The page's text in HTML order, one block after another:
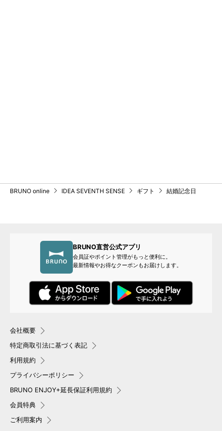
BRUNO online IDEA SEVENTH SENSE ギフト 結婚記念日
BRUNO直営公式アプリ
会員証やポイント管理がもっと便利に。
最新情報やお得なクーポンもお届けします。
会社概要
特定商取引法に基づく表記
利用規約
プライバシーポリシー
BRUNO ENJOY+延長保証利用規約
会員特典
ご利用案内